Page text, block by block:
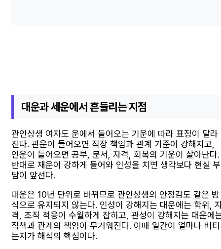
대운과 세운에서 흔들리는 지점
관인상생 여자도 운에서 들어오는 기운에 따라 표정이 달라
진다. 관운이 들어오면 직장 책임과 관계 기준이 강해지고,
인운이 들어오면 공부, 문서, 자격, 회복의 기운이 살아난다.
반대로 재운이 강하게 들어와 인성을 치면 생각보다 현실 부
담이 앞선다.
대운은 10년 단위로 바뀌므로 관인상생의 안정감도 같은 방
식으로 유지되지 않는다. 인성이 강해지는 대운에는 학위,
격, 조직 적응이 수월하게 잡히고, 관성이 강해지는 대운에
직책과 관계의 책임이 무거워진다. 이때 일간이 얼마나 버티
는지가 해석의 핵심이다.